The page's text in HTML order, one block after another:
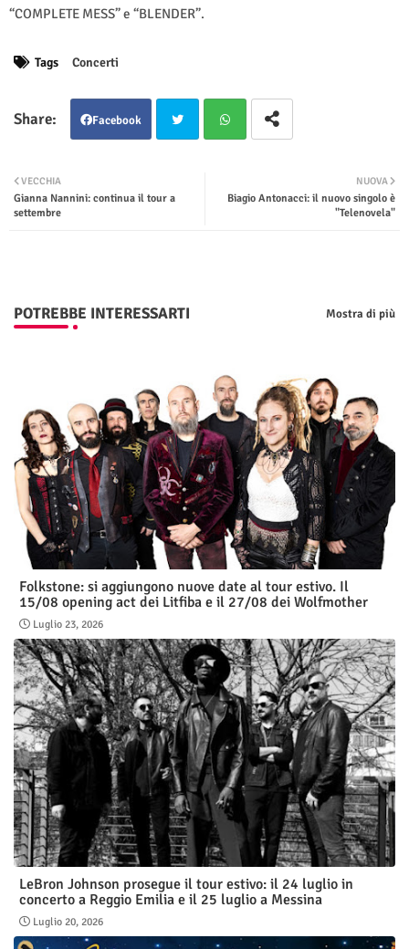
“COMPLETE MESS” e “BLENDER”.
Tags Concerti
Facebook
ter tsap
NUOVA
Biagio Antonacci: il nuovo singolo è
"Telenovela"
VECCHIA
Gianna Nannini: continua il tour a
settembre
POTREBBE INTERESSARTI Mostra di più
Folkstone: si aggiungono nuove date al tour estivo. Il
15/08 opening act dei Litfiba e il 27/08 dei Wolfmother
Luglio 23, 2026
LeBron Johnson prosegue il tour estivo: il 24 luglio in
concerto a Reggio Emilia e il 25 luglio a Messina
Luglio 20, 2026